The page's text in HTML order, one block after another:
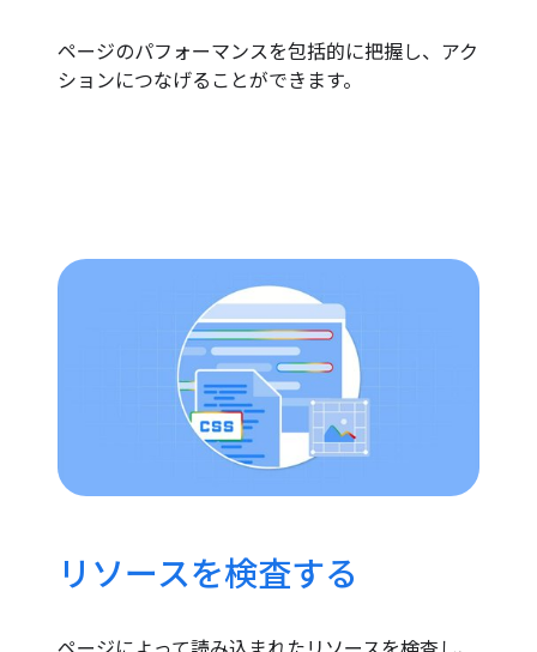
ページのパフォーマンスを包括的に把握し、アク
ションにつなげることができます。
リソースを検査する